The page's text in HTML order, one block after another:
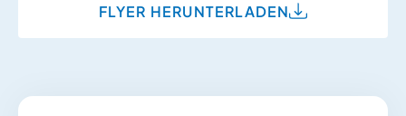
FLYER HERUNTERLADEN